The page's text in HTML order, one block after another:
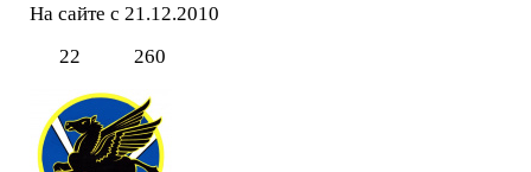
На сайте с 21.12.2010
22
260